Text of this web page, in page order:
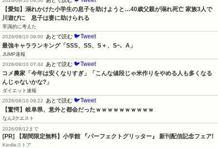
【愛知】溺れかけた小学生の息子を助けようと…40歳父親が溺れ死亡 家族3人で
川遊びに　息子は妻に助けられる
常識的に考えた
2026/08/10 09:00
あとで読む 🐦Tweet
最強キャラランキング「SSS、SS、S＋、Sｰ、A」
JUMP速報
2026/08/10 07:44 あとで読む 🐦Tweet
コメ農家「今年は安くなりすぎ」「こんな値段じゃ米作りをやめる人も多くなる
んじゃないかな?」
ダイエット速報
2026/08/10 09:22
あとで読む 🐦Tweet
【驚愕】岐阜県、意外と都会だったｗｗｗｗｗｗｗｗｗｗ
なんJクエスト
2026/08/12まで
[PR] 【期間限定無料】小学館 『パーフェクトグリッター』 新刊配信記念フェア!
Kindleストア